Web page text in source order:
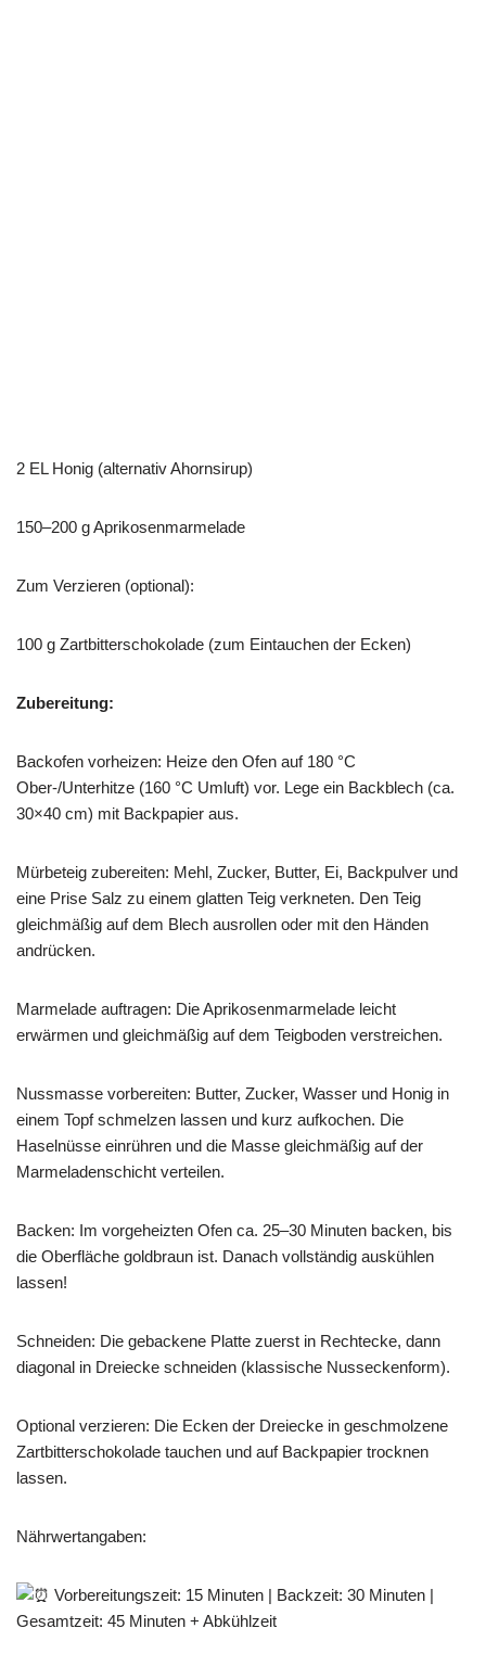
2 EL Honig (alternativ Ahornsirup)
150–200 g Aprikosenmarmelade
Zum Verzieren (optional):
100 g Zartbitterschokolade (zum Eintauchen der Ecken)
Zubereitung:
Backofen vorheizen: Heize den Ofen auf 180 °C
Ober-/Unterhitze (160 °C Umluft) vor. Lege ein Backblech (ca.
30×40 cm) mit Backpapier aus.
Mürbeteig zubereiten: Mehl, Zucker, Butter, Ei, Backpulver und
eine Prise Salz zu einem glatten Teig verkneten. Den Teig
gleichmäßig auf dem Blech ausrollen oder mit den Händen
andrücken.
Marmelade auftragen: Die Aprikosenmarmelade leicht
erwärmen und gleichmäßig auf dem Teigboden verstreichen.
Nussmasse vorbereiten: Butter, Zucker, Wasser und Honig in
einem Topf schmelzen lassen und kurz aufkochen. Die
Haselnüsse einrühren und die Masse gleichmäßig auf der
Marmeladenschicht verteilen.
Backen: Im vorgeheizten Ofen ca. 25–30 Minuten backen, bis
die Oberfläche goldbraun ist. Danach vollständig auskühlen
lassen!
Schneiden: Die gebackene Platte zuerst in Rechtecke, dann
diagonal in Dreiecke schneiden (klassische Nusseckenform).
Optional verzieren: Die Ecken der Dreiecke in geschmolzene
Zartbitterschokolade tauchen und auf Backpapier trocknen
lassen.
Nährwertangaben:
Vorbereitungszeit: 15 Minuten | Backzeit: 30 Minuten |
Gesamtzeit: 45 Minuten + Abkühlzeit